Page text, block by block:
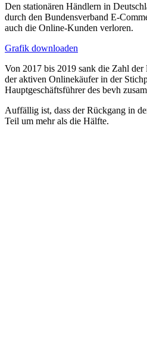
Den stationären Händlern in
durch den Bundensverband E-
auch die Online-Kunden verloren.
Grafik downloaden
Von 2017 bis 2019 sank die Zahl
der aktiven Onlinekäufer in der
Hauptgeschäftsführer des bevh
Auffällig ist, dass der Rückgang in
Teil um mehr als die Hälfte.